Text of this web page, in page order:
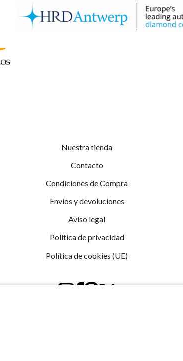
Nuestra tienda
Contacto
Condiciones de Compra
Envíos y devoluciones
Aviso legal
Política de privacidad
Política de cookies (UE)